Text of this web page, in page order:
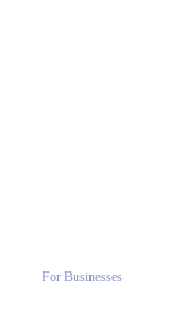
For Businesses